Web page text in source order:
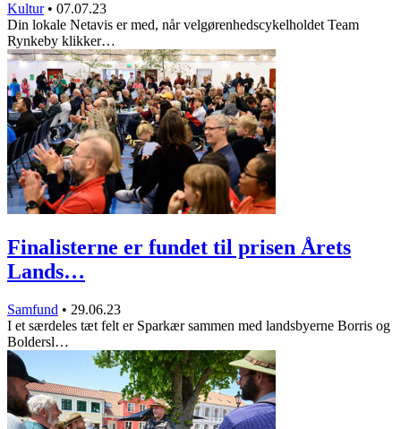
Kultur • 07.07.23
Din lokale Netavis er med, når velgørenhedscykelholdet Team
Rynkeby klikker…
Finalisterne er fundet til prisen Årets
Lands…
Samfund • 29.06.23
I et særdeles tæt felt er Sparkær sammen med landsbyerne Borris og
Boldersl…